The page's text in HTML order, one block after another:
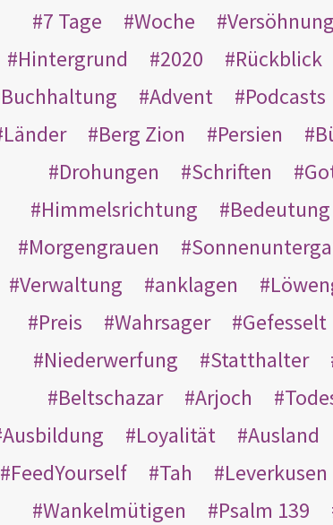
7 Tage
Woche
Hintergrund
2020 Rückblick
Buchhaltung
Advent Podcasts
Länder
Berg Zion Persien
Drohungen
Schriften
Himmelsrichtung
Bedeutung
Morgengrauen
Verwaltung
anklagen
Preis
Wahrsager Gefesselt
Niederwerfung
Statthalter
Beltschazar
Arjoch
Ausbildung
Loyalität Ausland
FeedYourself
Tah Leverkusen
Wankelmütigen
Psalm 139